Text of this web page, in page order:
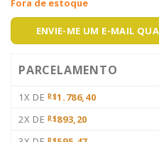
ENVIE-ME UM E-MAIL
PARCELAMENTO
1X DE R$1.786,40
2X DE R$893,20